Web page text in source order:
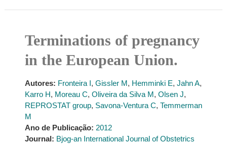
Terminations of pregnancy
in the European Union.
Autores: Fronteira I, Gissler M, Hemminki E, Jahn A,
Karro H, Moreau C, Oliveira da Silva M, Olsen J,
REPROSTAT group, Savona-Ventura C, Temmerman
M
Ano de Publicação: 2012
Journal: Bjog-an International Journal of Obstetrics